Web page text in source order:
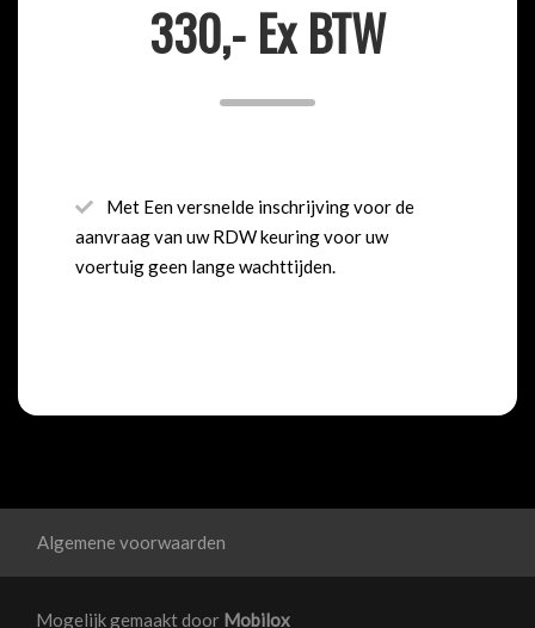
330,- Ex BTW
Met Een versnelde inschrijving voor de
aanvraag van uw RDW keuring voor uw
voertuig geen lange wachttijden.
Algemene voorwaarden
Mogelijk gemaakt door Mobilox